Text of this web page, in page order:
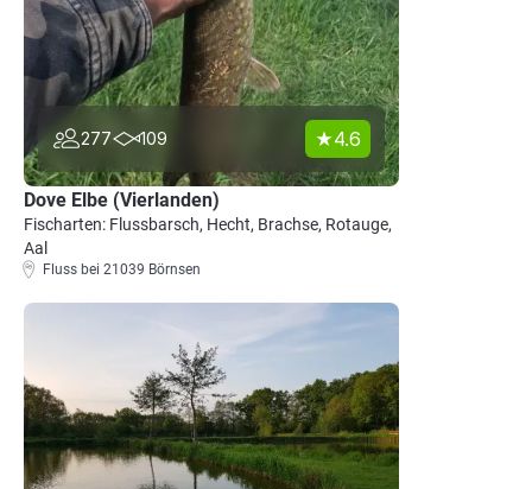
277 109 4.6
Dove Elbe (Vierlanden)
Fischarten: Flussbarsch, Hecht, Brachse, Rotauge,
Aal
Fluss bei 21039 Börnsen